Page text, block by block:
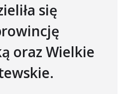
się
oraz Wielkie